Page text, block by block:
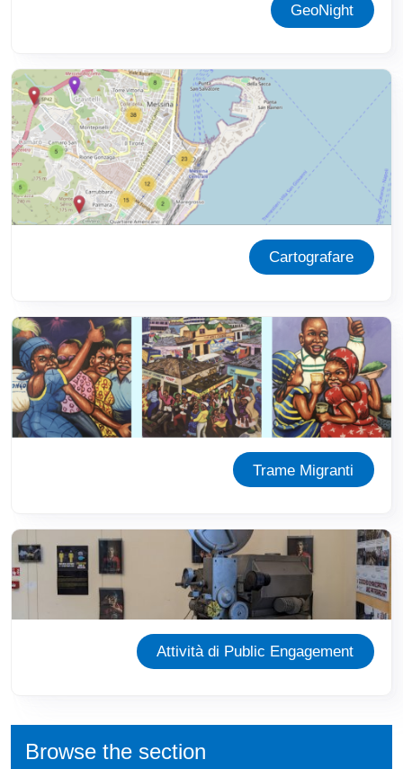
GeoNight
Immagine
Cartografare
Immagine
Trame Migranti
Immagine
Attività di Public Engagement
Browse the section